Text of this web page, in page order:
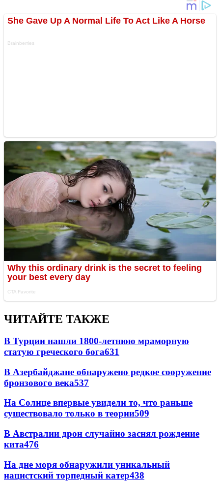
ЧИТАЙТЕ ТАКЖЕ
В Турции нашли 1800-летнюю мраморную
статую греческого бога631
В Азербайджане обнаружено редкое сооружение
бронзового века537
На Солнце впервые увидели то, что раньше
существовало только в теории509
В Австралии дрон случайно заснял рождение
кита476
На дне моря обнаружили уникальный
нацистский торпедный катер438